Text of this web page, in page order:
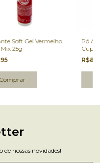
Soft Gel Vermelho
25g
Pó
de nossas novidades!